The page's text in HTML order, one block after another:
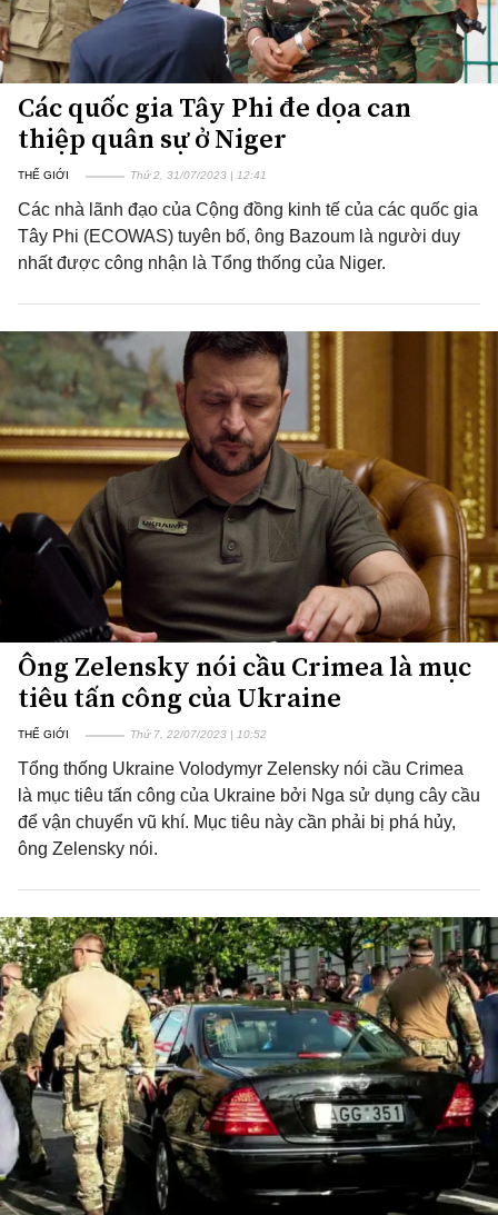
Các quốc gia Tây Phi đe dọa can
thiệp quân sự ở Niger
THẾ GIỚI Thứ 2, 31/07/2023 | 12:41
Các nhà lãnh đạo của Cộng đồng kinh tế của các quốc gia
Tây Phi (ECOWAS) tuyên bố, ông Bazoum là người duy
nhất được công nhận là Tổng thống của Niger.
Ông Zelensky nói cầu Crimea là mục
tiêu tấn công của Ukraine
THẾ GIỚI Thứ 7, 22/07/2023 | 10:52
Tổng thống Ukraine Volodymyr Zelensky nói cầu Crimea
là mục tiêu tấn công của Ukraine bởi Nga sử dụng cây cầu
để vận chuyển vũ khí. Mục tiêu này cần phải bị phá hủy,
ông Zelensky nói.